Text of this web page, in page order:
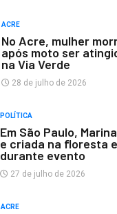
ACRE
No Acre, mulher
após moto ser
na Via Verde
28 de julho de 2026
POLÍTICA
Em São Paulo,
e criada na floresta
durante evento
27 de julho de 2026
ACRE